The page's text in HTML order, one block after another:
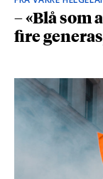
– «Blå som
fire